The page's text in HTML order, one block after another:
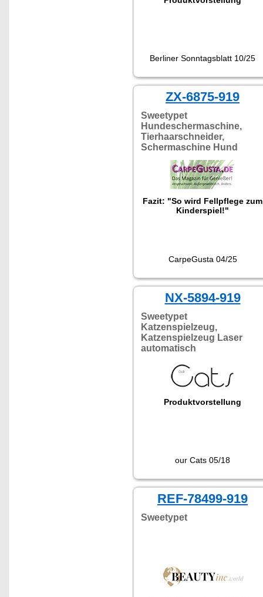
Berliner Sonntagsblatt 10/25
ZX-6875-919
Sweetypet
Hundeschermaschine,
Tierhaarschneider,
Schermaschine Hund
Fazit: "So wird Fellpflege zum
Kinderspiel!"
CarpeGusta 04/25
NX-5894-919
Sweetypet
Katzenspielzeug,
Katzenspielzeug Laser
automatisch
Produktvorstellung
our Cats 05/18
REF-78499-919
Sweetypet